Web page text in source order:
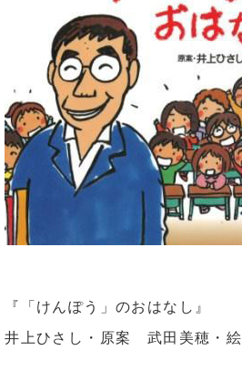
『「けんぽう」のおはなし』
井上ひさし・原案 武田美穂・絵